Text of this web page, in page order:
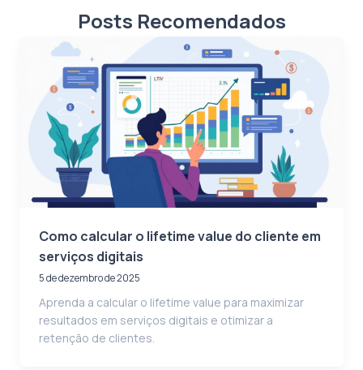
Posts Recomendados
Como calcular o lifetime value do cliente em
serviços digitais
5 de dezembro de 2025
Aprenda a calcular o lifetime value para maximizar
resultados em serviços digitais e otimizar a
retenção de clientes.